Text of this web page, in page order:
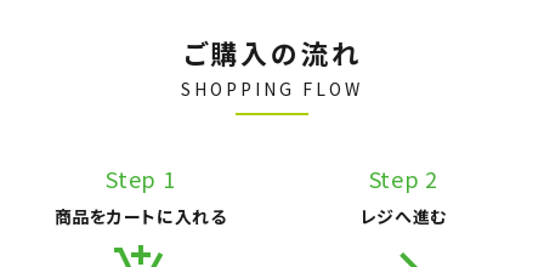
ご購入の流れ
SHOPPING FLOW
Step 1
商品をカートに入れる
Step 2
レジへ進む